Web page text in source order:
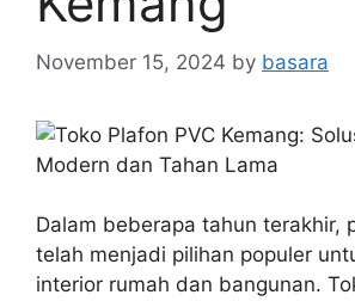
November 15, 2024 by basara
Dalam beberapa tahun terakhir,
telah menjadi pilihan populer
interior rumah dan bangunan.